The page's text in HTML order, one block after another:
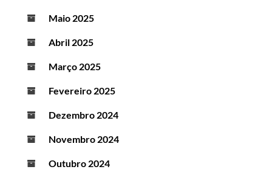
Maio 2025
Abril 2025
Março 2025
Fevereiro 2025
Dezembro 2024
Novembro 2024
Outubro 2024